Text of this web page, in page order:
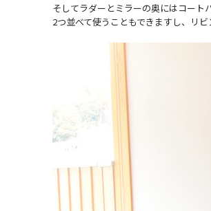
そしてラダーとミラーの奥にはコート
2つ並べて使うこともできますし、リ